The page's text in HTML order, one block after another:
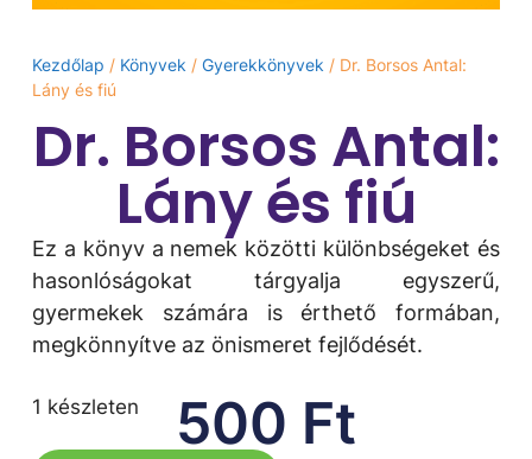
Kezdőlap / Könyvek / Gyerekkönyvek / Dr. Borsos Antal:
Lány és fiú
Dr. Borsos Antal:
Lány és fiú
Ez a könyv a nemek közötti különbségeket és
hasonlóságokat tárgyalja egyszerű,
gyermekek számára is érthető formában,
megkönnyítve az önismeret fejlődését.
500 Ft
1 készleten